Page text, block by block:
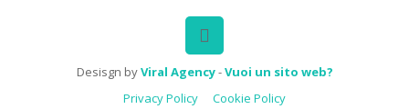
Desisgn byViral Agency-Vuoi un sito web?
Privacy Policy
Cookie Policy